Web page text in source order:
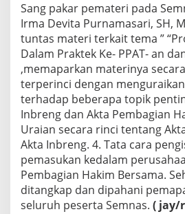
Sang pakar pemateri pada
Irma Devita Purnamasari, SH,
tuntas materi terkait tema ”
Dalam Praktek Ke- PPAT- an
,memaparkan materinya
terperinci dengan
terhadap beberapa topik
Inbreng dan Akta Pembagian
Uraian secara rinci tentang
Akta Inbreng. 4. Tata cara
pemasukan kedalam
Pembagian Hakim Bersama.
ditangkap dan dipahani
seluruh peserta Semnas. ( jay/